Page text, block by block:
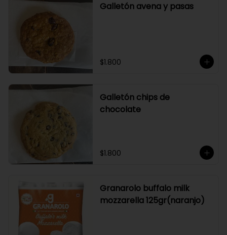
Galletón avena y pasas
$1.800
Galletón chips de
chocolate
$1.800
Granarolo buffalo milk
mozzarella 125gr(naranjo)